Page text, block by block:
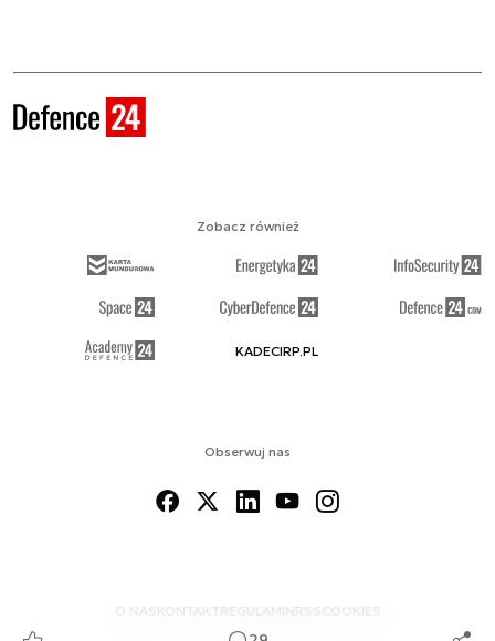
Obserwuj nas
O NAS KONTAKTREGULAMINRSS COOKIES
Zobacz również
KADECIRP.PL